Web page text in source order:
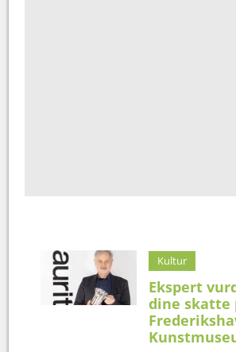
Kultur
Ekspert
dine skatte